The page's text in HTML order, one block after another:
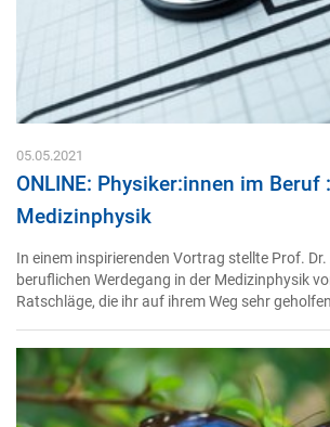
05.05.2021
ONLINE: Physiker:innen im Beruf :
Medizinphysik
In einem inspirierenden Vortrag stellte Prof.
beruflichen Werdegang in der Medizinphysik
Ratschläge, die ihr auf ihrem Weg sehr